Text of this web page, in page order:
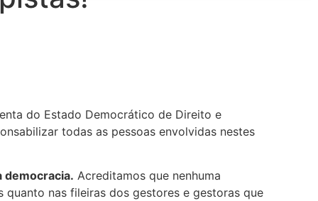
do Estado Democrático de Direito e
todas as pessoas envolvidas nestes
democracia. Acreditamos que nenhuma
nas fileiras dos gestores e gestoras que